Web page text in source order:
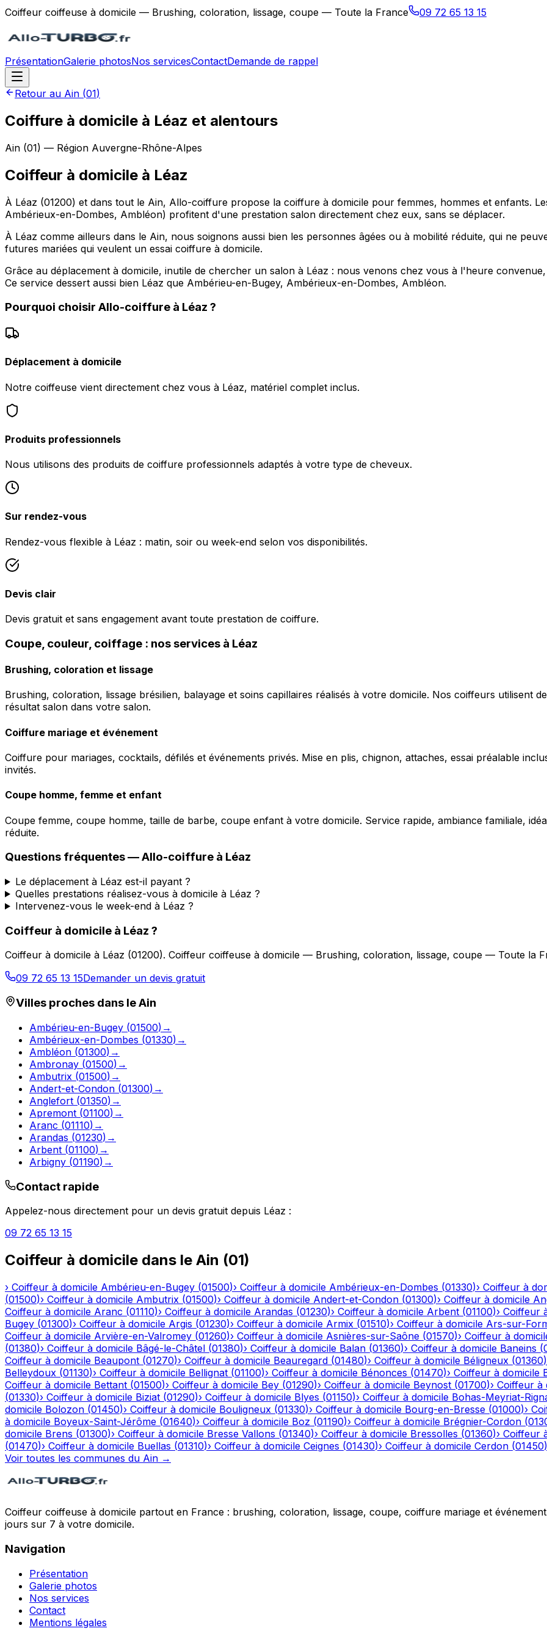
Coiffeur coiffeuse à domicile — Brushing, coloration, lissage, coupe — Toute la France 09 72 65 13 15
PrésentationGalerie photosNos servicesContactDemande de rappel
Retour au Ain (01)
Coiffure à domicile à Léaz et alentours
Ain (01) — Région Auvergne-Rhône-Alpes
Coiffeur à domicile à Léaz
À Léaz (01200) et dans tout le Ain, Allo-coiffure propose la coiffure à domicile pour femmes, hommes et enfants.
Ambérieux-en-Dombes, Ambléon) profitent d'une prestation salon directement chez eux, sans se déplacer.
À Léaz comme ailleurs dans le Ain, nous soignons aussi bien les personnes âgées ou à mobilité réduite, qui ne
futures mariées qui veulent un essai coiffure à domicile.
Grâce au déplacement à domicile, inutile de chercher un salon à Léaz : nous venons chez vous à l'heure
Ce service dessert aussi bien Léaz que Ambérieu-en-Bugey, Ambérieux-en-Dombes, Ambléon.
Pourquoi choisir Allo-coiffure à Léaz ?
Déplacement à domicile
Notre coiffeuse vient directement chez vous à Léaz, matériel complet inclus.
Produits professionnels
Nous utilisons des produits de coiffure professionnels adaptés à votre type de cheveux.
Sur rendez-vous
Rendez-vous flexible à Léaz : matin, soir ou week-end selon vos disponibilités.
Devis clair
Devis gratuit et sans engagement avant toute prestation de coiffure.
Coupe, couleur, coiffage : nos services à Léaz
Brushing, coloration et lissage
Brushing, coloration, lissage brésilien, balayage et soins capillaires réalisés à votre domicile. Nos coiffeurs utilisent
résultat salon dans votre salon.
Coiffure mariage et événement
Coiffure pour mariages, cocktails, défilés et événements privés. Mise en plis, chignon, attaches, essai préalable
invités.
Coupe homme, femme et enfant
Coupe femme, coupe homme, taille de barbe, coupe enfant à votre domicile. Service rapide, ambiance familiale,
réduite.
Questions fréquentes —Allo-coiffure à Léaz
Le déplacement à Léaz est-il payant ?
Quelles prestations réalisez-vous à domicile à Léaz ?
Intervenez-vous le week-end à Léaz ?
Coiffeur à domicile à Léaz ?
Coiffeur à domicile à Léaz (01200). Coiffeur coiffeuse à domicile — Brushing, coloration, lissage, coupe — Toute la
09 72 65 13 15Demander un devis gratuit
Villes proches dans leAin
Ambérieu-en-Bugey (01500) →
Ambérieux-en-Dombes (01330) →
Ambléon (01300) →
Ambronay (01500) →
Ambutrix (01500) →
Andert-et-Condon (01300) →
Anglefort (01350) →
Apremont (01100) →
Aranc (01110) →
Arandas (01230) →
Arbent (01100) →
Arbigny (01190) →
Contact rapide
Appelez-nous directement pour un devis gratuit depuis Léaz :
09 72 65 13 15
Coiffeur à domicile dans le Ain (01)
› Coiffeur à domicile Ambérieu-en-Bugey (01500)› Coiffeur à domicile Ambérieux-en-Dombes (01330)› Coiffeur à
(01500)› Coiffeur à domicile Ambutrix (01500)› Coiffeur à domicile Andert-et-Condon (01300)› Coiffeur à domicile
Coiffeur à domicile Aranc (01110)› Coiffeur à domicile Arandas (01230)› Coiffeur à domicile Arbent (01100)› Coiffeur
Bugey (01300)› Coiffeur à domicile Argis (01230)› Coiffeur à domicile Armix (01510)› Coiffeur à domicile Ars-sur-
Coiffeur à domicile Arvière-en-Valromey (01260)› Coiffeur à domicile Asnières-sur-Saône (01570)› Coiffeur à
(01380)› Coiffeur à domicile Bâgé-le-Châtel (01380)› Coiffeur à domicile Balan (01360)› Coiffeur à domicile Baneins (
Coiffeur à domicile Beaupont (01270)› Coiffeur à domicile Beauregard (01480)› Coiffeur à domicile Béligneux (01360)
Belleydoux (01130)› Coiffeur à domicile Bellignat (01100)› Coiffeur à domicile Bénonces (01470)› Coiffeur à domicile
Coiffeur à domicile Bettant (01500)› Coiffeur à domicile Bey (01290)› Coiffeur à domicile Beynost (01700)› Coiffeur à
(01330)› Coiffeur à domicile Biziat (01290)› Coiffeur à domicile Blyes (01150)› Coiffeur à domicile Bohas-Meyriat-
domicile Bolozon (01450)› Coiffeur à domicile Bouligneux (01330)› Coiffeur à domicile Bourg-en-Bresse (01000)›
à domicile Boyeux-Saint-Jérôme (01640)› Coiffeur à domicile Boz (01190)› Coiffeur à domicile Brégnier-Cordon (
domicile Brens (01300)› Coiffeur à domicile Bresse Vallons (01340)› Coiffeur à domicile Bressolles (01360)› Coiffeur
(01470)› Coiffeur à domicile Buellas (01310)› Coiffeur à domicile Ceignes (01430)› Coiffeur à domicile Cerdon (01450)
Voir toutes les communes du Ain →
Coiffeur coiffeuse à domicile partout en France : brushing, coloration, lissage, coupe, coiffure mariage et
jours sur 7 à votre domicile.
Navigation
Présentation
Galerie photos
Nos services
Contact
Mentions légales